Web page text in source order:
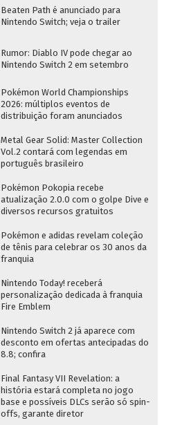
Beaten Path é anunciado para
Nintendo Switch; veja o trailer
Rumor: Diablo IV pode chegar ao
Nintendo Switch 2 em setembro
Pokémon World Championships
2026: múltiplos eventos de
distribuição foram anunciados
Metal Gear Solid: Master Collection
Vol.2 contará com legendas em
português brasileiro
Pokémon Pokopia recebe
atualização 2.0.0 com o golpe Dive e
diversos recursos gratuitos
Pokémon e adidas revelam coleção
de tênis para celebrar os 30 anos da
franquia
Nintendo Today! receberá
personalização dedicada à franquia
Fire Emblem
Nintendo Switch 2 já aparece com
desconto em ofertas antecipadas do
8.8; confira
Final Fantasy VII Revelation: a
história estará completa no jogo
base e possíveis DLCs serão só spin-
offs, garante diretor